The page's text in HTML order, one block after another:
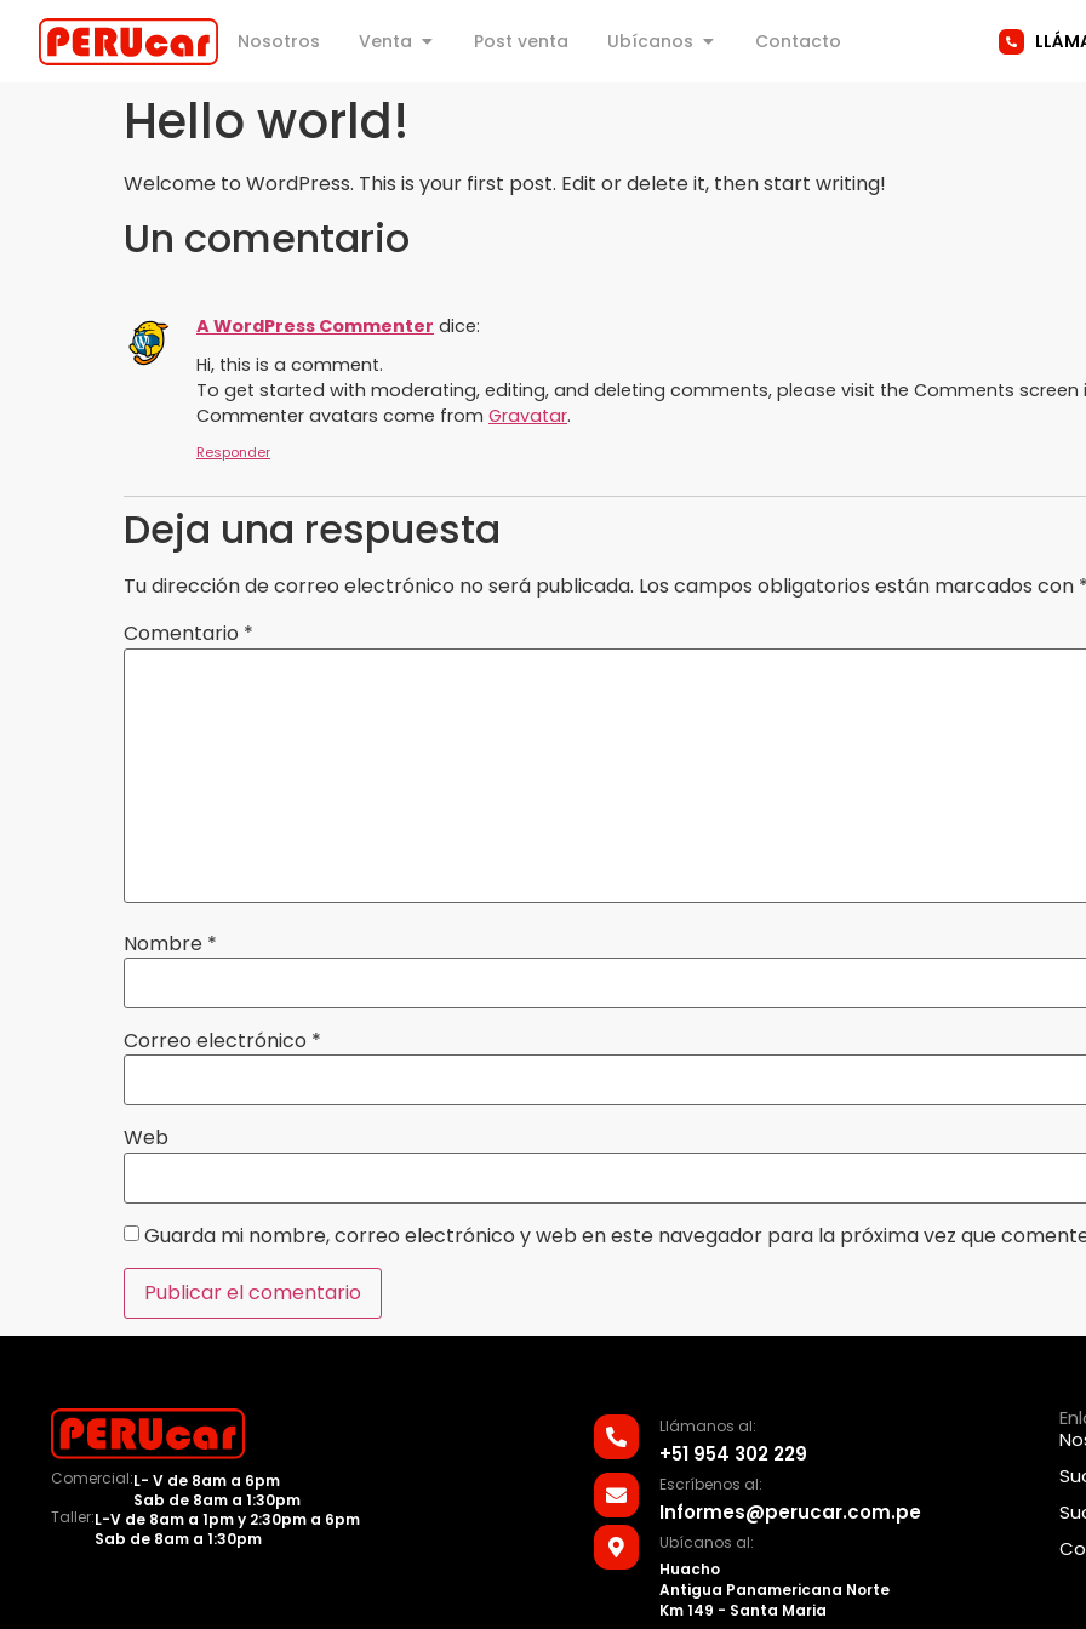
Nosotros Venta Post venta Ubícanos Contacto
Hello world!
Welcome to WordPress. This is your first post. Edit or delete it, then start writing!
Un comentario
A WordPress Commenter dice:
Hi, this is a comment.
To get started with moderating, editing, and deleting comments, please visit the Comments screen
Commenter avatars come from Gravatar.
Responder
Deja una respuesta
Tu dirección de correo electrónico no será publicada. Los campos obligatorios están marcados con
Comentario *
Nombre *
Correo electrónico *
Web
Guarda mi nombre, correo electrónico y web en este navegador para la próxima vez que
Comercial:L- V de 8am a 6pm
Sab de 8am a 1:30pm
Taller:L-V de 8am a 1pm y 2:30pm a 6pm
Sab de 8am a 1:30pm
Llámanos al:
+51 954 302 229
Escríbenos al:
Informes@perucar.com.pe
Ubícanos al:
Huacho
Antigua Panamericana Norte
Km 149 - Santa Maria